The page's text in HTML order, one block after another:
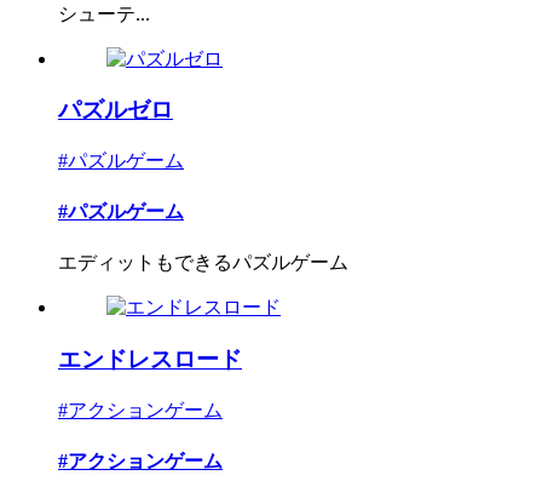
シューテ...
パズルゼロ
#パズルゲーム
#パズルゲーム
エディットもできるパズルゲーム
エンドレスロード
#アクションゲーム
#アクションゲーム